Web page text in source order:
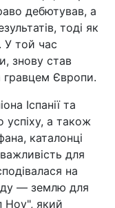
дебютував, а
тоді як
У той час
знову став
Європи.
Іспанії та
успіху, а також
каталонці
для
на
— землю для
Ноу", який